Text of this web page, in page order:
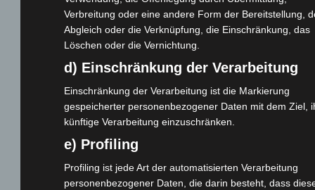
Händler werden
Home
Gemeinsam spenden
Jobs
Reklamation einreichen
Über uns
Produktpalette
Elektro-Chopper
Verbreitung oder eine andere Form der Bereitstellung,
Abgleich oder die Verknüpfung, die Einschränkung, das
Löschen oder die Vernichtung.
d) Einschränkung der Verarbeitung
Einschränkung der Verarbeitung ist die Markierung
gespeicherter personenbezogener Daten mit dem Ziel,
künftige Verarbeitung einzuschränken.
e) Profiling
Profiling ist jede Art der automatisierten Verarbeitung
personenbezogener Daten, die darin besteht, dass